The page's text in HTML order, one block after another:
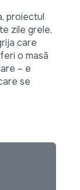
proiectul
zile grele,
care
o masă
– e
se